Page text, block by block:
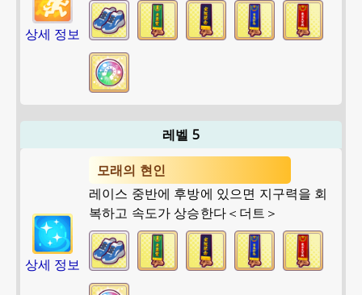
상세 정보
레벨 5
상세 정보
모래의 현인
레이스 중반에 후방에 있으면 지구력을 회
복하고 속도가 상승한다＜더트＞